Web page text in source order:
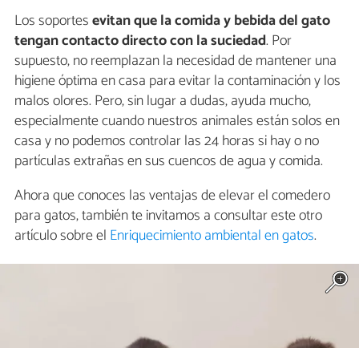
Los soportesevitan que la comida y bebida del gato
tengan contacto directo con la suciedad. Por
supuesto, no reemplazan la necesidad de mantener una
higiene óptima en casa para evitar la contaminación y los
malos olores. Pero, sin lugar a dudas, ayuda mucho,
especialmente cuando nuestros animales están solos en
casa y no podemos controlar las 24 horas si hay o no
partículas extrañas en sus cuencos de agua y comida.
Ahora que conoces las ventajas de elevar el comedero
para gatos, también te invitamos a consultar este otro
artículo sobre el Enriquecimiento ambiental en gatos.